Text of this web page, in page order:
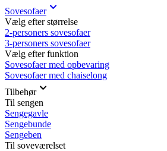
Sovesofaer
Vælg efter størrelse
2-personers sovesofaer
3-personers sovesofaer
Vælg efter funktion
Sovesofaer med opbevaring
Sovesofaer med chaiselong
Tilbehør
Til sengen
Sengegavle
Sengebunde
Sengeben
Til soveværelset